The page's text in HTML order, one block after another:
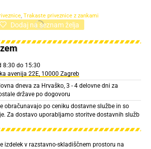
, Trakaste priveznice z zankami
Dodaj na seznam želja
8:30 do 15:30
avenija 22E, 10000 Zagreb
dneva za Hrvaško, 3 - 4 delovne dni za
države po dogovoru
obračunavajo po ceniku dostavne službe in so
Za dostavo uporabljamo storitve dostavnih služb
izdelek v razstavno-skladiščnem prostoru na